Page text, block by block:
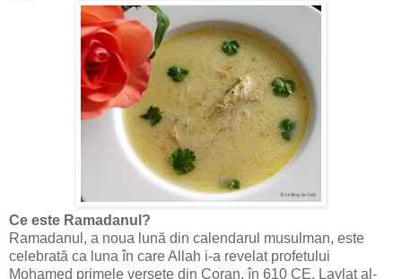
Ce este Ramadanul?
Ramadanul, a noua lună din calendarul musulman, este
celebrată ca luna în care Allah i-a revelat profetului
Mohamed primele versete din Coran, în 610 CE. Laylat al-